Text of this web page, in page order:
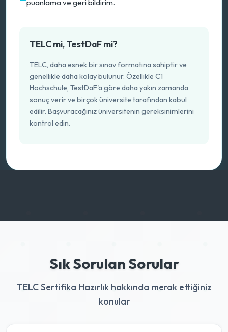
puanlama ve geri bildirim.
TELC mi, TestDaF mi?
TELC, daha esnek bir sınav formatına sahiptir ve
genellikle daha kolay bulunur. Özellikle C1
Hochschule, TestDaF'a göre daha yakın zamanda
sonuç verir ve birçok üniversite tarafından kabul
edilir. Başvuracağınız üniversitenin gereksinimlerini
kontrol edin.
Sık Sorulan Sorular
TELC Sertifika Hazırlık hakkında merak ettiğiniz
konular